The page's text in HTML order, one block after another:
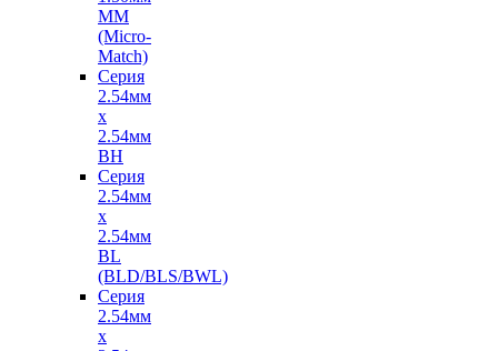
MM
(Micro-
Match)
Серия
2.54мм
х
2.54мм
BH
Серия
2.54мм
х
2.54мм
BL
(BLD/BLS/BWL)
Серия
2.54мм
х